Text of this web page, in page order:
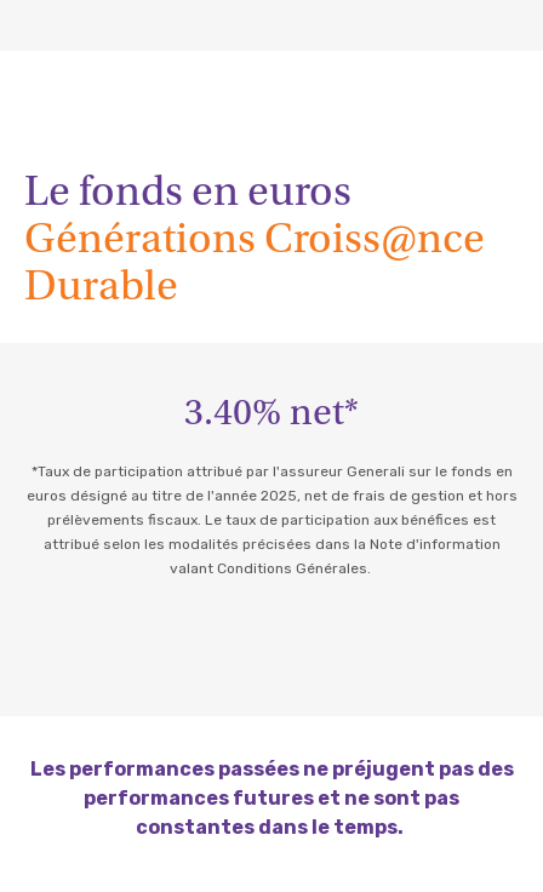
Le fonds en euros
Générations Croiss@nce
Durable
3.40% net*
*Taux de participation attribué par l'assureur Generali sur le fonds en
euros désigné au titre de l'année 2025, net de frais de gestion et hors
prélèvements fiscaux. Le taux de participation aux bénéfices est
attribué selon les modalités précisées dans la Note d'information
valant Conditions Générales.
Les performances passées ne préjugent pas des
performances futures et ne sont pas
constantes dans le temps.